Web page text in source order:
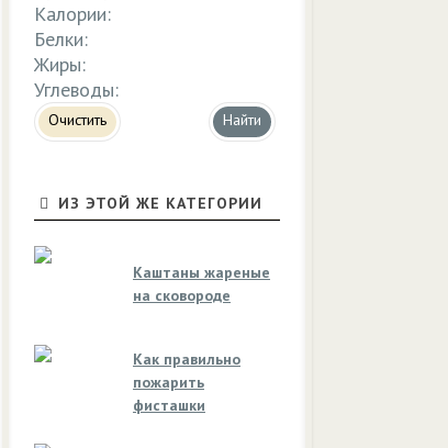
Калории:
Белки:
Жиры:
Углеводы:
Очистить
ИЗ ЭТОЙ ЖЕ КАТЕГОРИИ
Каштаны жареные
на сковороде
Как правильно
пожарить
фисташки